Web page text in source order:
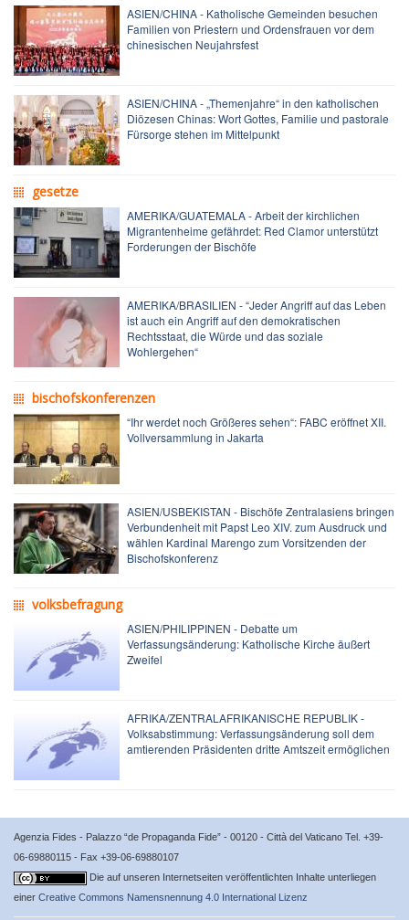
ASIEN/CHINA - Katholische Gemeinden besuchen
Familien von Priestern und Ordensfrauen vor dem
chinesischen Neujahrsfest
ASIEN/CHINA - „Themenjahre“ in den katholischen
Diözesen Chinas: Wort Gottes, Familie und pastorale
Fürsorge stehen im Mittelpunkt
gesetze
AMERIKA/GUATEMALA - Arbeit der kirchlichen
Migrantenheime gefährdet: Red Clamor unterstützt
Forderungen der Bischöfe
AMERIKA/BRASILIEN - “Jeder Angriff auf das Leben
ist auch ein Angriff auf den demokratischen
Rechtsstaat, die Würde und das soziale
Wohlergehen“
bischofskonferenzen
“Ihr werdet noch Größeres sehen“: FABC eröffnet XII.
Vollversammlung in Jakarta
ASIEN/USBEKISTAN - Bischöfe Zentralasiens bringen
Verbundenheit mit Papst Leo XIV. zum Ausdruck und
wählen Kardinal Marengo zum Vorsitzenden der
Bischofskonferenz
volksbefragung
ASIEN/PHILIPPINEN - Debatte um
Verfassungsänderung: Katholische Kirche äußert
Zweifel
AFRIKA/ZENTRALAFRIKANISCHE REPUBLIK -
Volksabstimmung: Verfassungsänderung soll dem
amtierenden Präsidenten dritte Amtszeit ermöglichen
Agenzia Fides - Palazzo “de Propaganda Fide” - 00120 - Città del Vaticano Tel. +39-
06-69880115 - Fax +39-06-69880107
Die auf unseren Internetseiten veröffentlichten Inhalte unterliegen
einer Creative Commons Namensnennung 4.0 International Lizenz